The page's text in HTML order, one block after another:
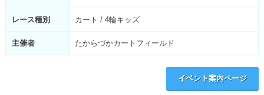
レース種別 カート / 4輪キッズ
主催者 たからづかカートフィールド
イベント案内ページ